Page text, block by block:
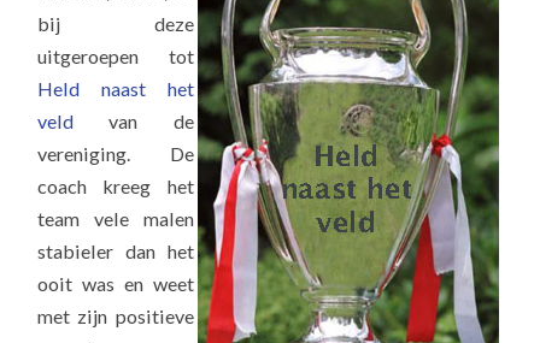
bij deze
uitgeroepen tot
Held naast het
veld van de
vereniging. De
coach kreeg het
team vele malen
stabieler dan het
ooit was en weet
met zijn positieve